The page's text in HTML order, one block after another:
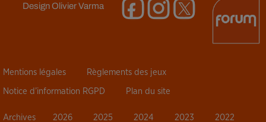
DesignOlivier Varma
Mentions légales Règlements des jeux
Notice d’information RGPD Plan du site
Archives 2026 2025 2024 2023 2022